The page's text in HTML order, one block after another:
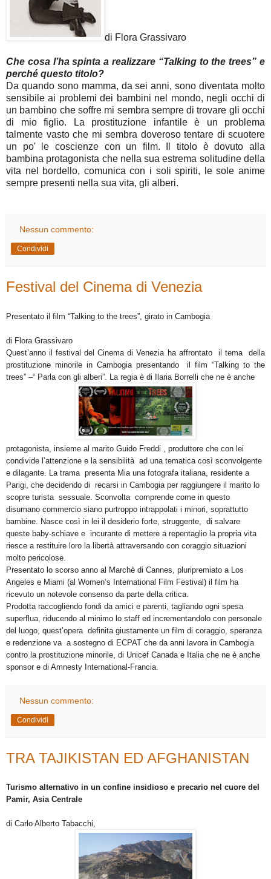
di Flora Grassivaro
Che cosa l’ha spinta a realizzare “Talking to the trees” e
perché questo titolo?
Da quando sono mamma, da sei anni, sono diventata molto
sensibile ai problemi dei bambini nel mondo, negli occhi di
un bambino che soffre mi sembra sempre di trovare gli occhi
di mio figlio. La prostituzione infantile è un problema
talmente vasto che mi sembra doveroso tentare di scuotere
un po' le coscienze con un film. Il titolo è dovuto alla
bambina protagonista che nella sua estrema solitudine della
vita nel bordello, comunica con i soli spiriti, le sole anime
sempre presenti nella sua vita, gli alberi.
Nessun commento:
Condividi
Festival del Cinema di Venezia
Presentato il film “Talking to the trees”, girato in Cambogia
di Flora Grassivaro
Quest’anno il festival del Cinema di Venezia ha affrontato il tema della
prostituzione minorile in Cambogia presentando il film “Talking to the
trees” –“ Parla con gli alberi”. La regia è di Ilaria Borrelli che ne è anche
protagonista, insieme al marito Guido Freddi , produttore che con lei
condivide l’attenzione e la sensibilità ad una tematica così sconvolgente
e dilagante. La trama presenta Mia una fotografa italiana, residente a
Parigi, che decidendo di recarsi in Cambogia per raggiungere il marito lo
scopre turista sessuale. Sconvolta comprende come in questo
disumano commercio siano purtroppo intrappolati i minori, soprattutto
bambine. Nasce così in lei il desiderio forte, struggente, di salvare
queste baby-schiave e incurante di mettere a repentaglio la propria vita
riesce a restituire loro la libertà attraversando con coraggio situazioni
molto pericolose.
Presentato lo scorso anno al Marchè di Cannes, pluripremiato a Los
Angeles e Miami (al Women’s International Film Festival) il film ha
ricevuto un notevole consenso da parte della critica.
Prodotta raccogliendo fondi da amici e parenti, tagliando ogni spesa
superflua, riducendo al minimo lo staff ed incrementandolo con personale
del luogo, quest’opera definita giustamente un film di coraggio, speranza
e redenzione va a sostegno di ECPAT che da anni lavora in Cambogia
contro la prostituzione minorile, di Unicef Canada e Italia che ne è anche
sponsor e di Amnesty International-Francia.
Nessun commento:
Condividi
TRA TAJIKISTAN ED AFGHANISTAN
Turismo alternativo in un confine insidioso e precario nel cuore del
Pamir, Asia Centrale
di Carlo Alberto Tabacchi,